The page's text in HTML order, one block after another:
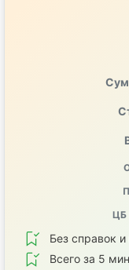
ЦБ
Без справок
Всего за 5